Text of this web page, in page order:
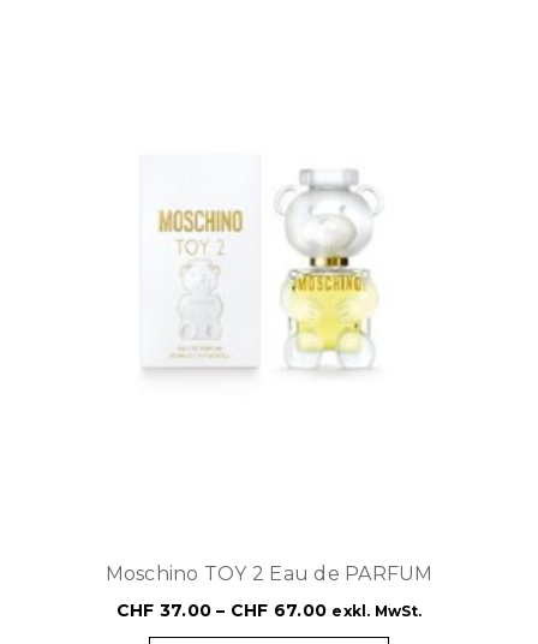
Moschino TOY 2 Eau de PARFUM
CHF 37.00 – CHF 67.00 exkl. MwSt.